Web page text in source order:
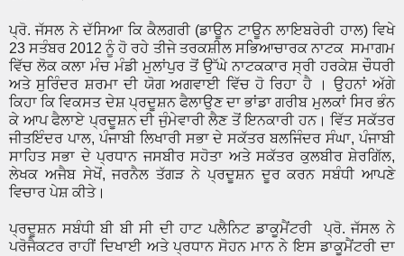
ਪ੍ਰੋ. ਜੱਸਲ ਨੇ ਦੱਸਿਆ ਕਿ ਕੈਲਗਰੀ (ਡਾਊਨ ਟਾਊਨ ਲਾਇਬਰੇਰੀ ਹਾਲ) ਵਿਖੇ
23 ਸਤੰਬਰ 2012 ਨੂੰ ਹੋ ਰਹੇ ਤੀਜੇ ਤਰਕਸ਼ੀਲ ਸਭਿਆਚਾਰਕ ਨਾਟਕ ਸਮਾਗਮ
ਵਿੱਚ ਲੋਕ ਕਲਾ ਮੰਚ ਮੰਡੀ ਮੁਲਾਂਪੁਰ ਤੋਂ ਉੱਘੇ ਨਾਟਕਕਾਰ ਸ੍ਰੀ ਹਰਕੇਸ਼ ਚੌਧਰੀ
ਅਤੇ ਸੁਰਿੰਦਰ ਸ਼ਰਮਾ ਦੀ ਯੋਗ ਅਗਵਾਈ ਵਿੱਚ ਹੋ ਰਿਹਾ ਹੈ । ਉਹਨਾਂ ਅੱਗੇ
ਕਿਹਾ ਕਿ ਵਿਕਸਤ ਦੇਸ਼ ਪ੍ਰਦੂਸ਼ਨ ਫੈਲਾਉਣ ਦਾ ਭਾਂਡਾ ਗਰੀਬ ਮੁਲਕਾਂ ਸਿਰ ਭੰਨ
ਕੇ ਆਪ ਫੈਲਾਏ ਪ੍ਰਦੂਸ਼ਨ ਦੀ ਜੁੰਮੇਵਾਰੀ ਲੈਣ ਤੋਂ ਇਨਕਾਰੀ ਹਨ। ਵਿੱਤ ਸਕੱਤਰ
ਜੀਤਇੰਦਰ ਪਾਲ, ਪੰਜਾਬੀ ਲਿਖਾਰੀ ਸਭਾ ਦੇ ਸਕੱਤਰ ਬਲਜਿੰਦਰ ਸੰਘਾ, ਪੰਜਾਬੀ
ਸਾਹਿਤ ਸਭਾ ਦੇ ਪ੍ਰਧਾਨ ਜਸਬੀਰ ਸਹੋਤਾ ਅਤੇ ਸਕੱਤਰ ਕੁਲਬੀਰ ਸ਼ੇਰਗਿੱਲ,
ਲੇਖਕ ਅਜੈਬ ਸੇਖੋਂ, ਜਰਨੈਲ ਤੱਗੜ ਨੇ ਪ੍ਰਦੂਸ਼ਨ ਦੂਰ ਕਰਨ ਸਬੰਧੀ ਆਪਣੇ
ਵਿਚਾਰ ਪੇਸ਼ ਕੀਤੇ।
ਪ੍ਰਦੂਸ਼ਨ ਸਬੰਧੀ ਬੀ ਬੀ ਸੀ ਦੀ ਹਾਟ ਪਲੈਨਿਟ ਡਾਕੂਮੈਂਟਰੀ ਪ੍ਰੋ. ਜੱਸਲ ਨੇ
ਪਰੋਜੈਕਟਰ ਰਾਹੀਂ ਦਿਖਾਈ ਅਤੇ ਪ੍ਰਧਾਨ ਸੋਹਨ ਮਾਨ ਨੇ ਇਸ ਡਾਕੂਮੈਂਟਰੀ ਦਾ